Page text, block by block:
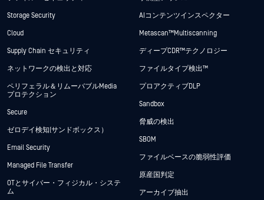
Storage Security
Cloud
Supply Chain セキュリティ
ネットワークの検出と対応
ペリフェラル＆リムーバブルMedia
プロテクション
Secure
ゼロデイ検知(サンドボックス）
Email Security
Managed File Transfer
OTとサイバー・フィジカル・システ
ム
AIコンテンツインスペクター
Metascan™ Multiscanning
ディープCDR™テクノロジー
ファイルタイプ検出™
プロアクティブDLP
Sandbox
脅威の検出
SBOM
ファイルベースの脆弱性評価
原産国判定
アーカイブ抽出